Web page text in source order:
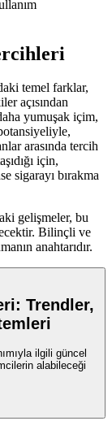
temel farklar,
açısından
yumuşak içim,
arasında tercih
için,
sigarayı bırakma
gelişmeler, bu
Bilinçli ve
anahtarıdır.
Trendler,
ilgili güncel
alabileceği